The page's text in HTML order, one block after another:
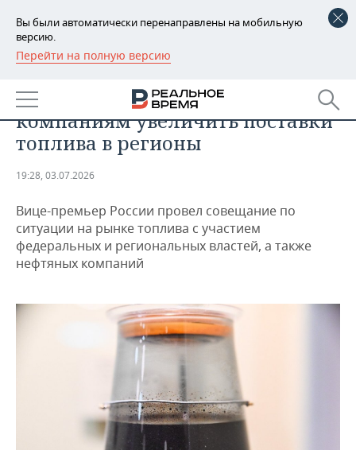
Вы были автоматически перенаправлены на мобильную
версию.
Перейти на полную версию
РЕГИОНЫ
БАШКОРТОСТАН
ТАТАРСТАН
НОВОСТИ
АНАЛИТИКА
ДЕКЛАРАЦИИ О ДОХОДАХ
КОРОЛИ ГОСЗАКАЗА ПФО
ВУЗЫ ТАТАРСТАНА
КОМУ ПРИНАДЛЕЖАТ
ТОРГОВЫЕ ЦЕНТРЫ
НОВОСТИ ЭКОНОМИКИ
ФИНАНСЫ
БАНКИ
БЮДЖЕТ
ПРОМЫШЛЕННОСТЬ
НОВОСТИ
ПРОМЫШЛЕННОСТИ
МАШИНОСТРОЕНИЕ
НЕДВИЖИМОСТЬ
НОВОСТИ НЕДВИЖИМОСТИ
НОВОСТИ АВТО
БИЗНЕС
НОВОСТИ БИЗНЕСА
РОЗНИЧНАЯ ТОРГОВЛЯ
ТРАНСПОРТ
НОВОСТИ ТЕХНОЛОГИЙ
НОВОСТИ МЕРОПРИЯТИЙ
Новак поручил нефтяным
компаниям увеличить поставки
топлива в регионы
19:28, 03.07.2026
Вице-премьер России провел совещание по
ситуации на рынке топлива с участием
федеральных и региональных властей, а также
нефтяных компаний